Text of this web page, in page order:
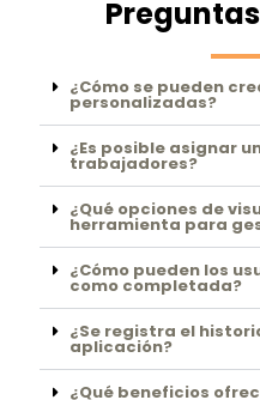
¿Cómo se pueden
personalizadas?
¿Es posible asignar
trabajadores?
¿Qué opciones de
herramienta para
¿Cómo pueden los
como completada?
¿Se registra el
aplicación?
¿Qué beneficios